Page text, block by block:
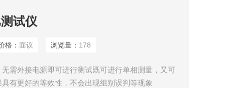
试仪
格：面议 浏览量： 178
需外接电源即可进行测试既可进行单相测量，又可
有更好的等效性，不会出现组别误判等现象